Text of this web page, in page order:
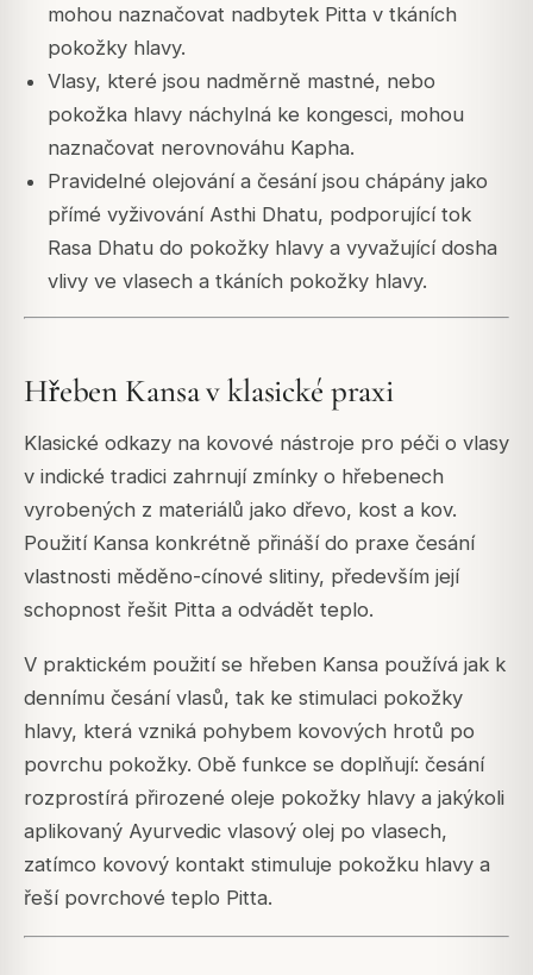
mohou naznačovat nadbytek Pitta v tkáních
pokožky hlavy.
Vlasy, které jsou nadměrně mastné, nebo
pokožka hlavy náchylná ke kongesci, mohou
naznačovat nerovnováhu Kapha.
Pravidelné olejování a česání jsou chápány jako
přímé vyživování Asthi Dhatu, podporující tok
Rasa Dhatu do pokožky hlavy a vyvažující dosha
vlivy ve vlasech a tkáních pokožky hlavy.
Hřeben Kansa v klasické praxi
Klasické odkazy na kovové nástroje pro péči o vlasy
v indické tradici zahrnují zmínky o hřebenech
vyrobených z materiálů jako dřevo, kost a kov.
Použití Kansa konkrétně přináší do praxe česání
vlastnosti měděno-cínové slitiny, především její
schopnost řešit Pitta a odvádět teplo.
V praktickém použití se hřeben Kansa používá jak k
dennímu česání vlasů, tak ke stimulaci pokožky
hlavy, která vzniká pohybem kovových hrotů po
povrchu pokožky. Obě funkce se doplňují: česání
rozprostírá přirozené oleje pokožky hlavy a jakýkoli
aplikovaný Ayurvedic vlasový olej po vlasech,
zatímco kovový kontakt stimuluje pokožku hlavy a
řeší povrchové teplo Pitta.